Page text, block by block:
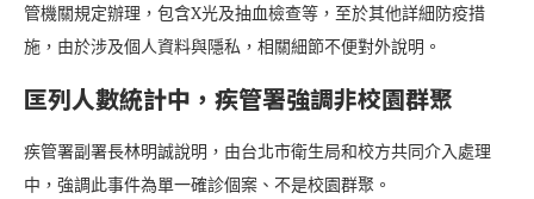
管機關規定辦理，包含X光及抽血檢查等，至於其他詳細防疫措
施，由於涉及個人資料與隱私，相關細節不便對外說明。
匡列人數統計中，疾管署強調非校園群聚
疾管署副署長林明誠說明，由台北市衛生局和校方共同介入處理
中，強調此事件為單一確診個案、不是校園群聚。